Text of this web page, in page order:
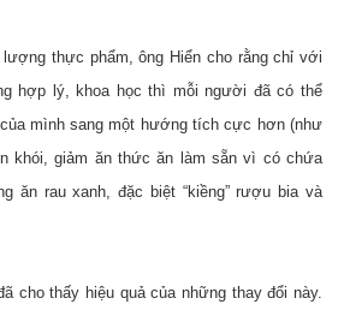
thực phẩm, ông Hiển cho rằng chỉ với
hợp lý, khoa học thì mỗi người đã có thể
mình sang một hướng tích cực hơn (như
khói, giảm ăn thức ăn làm sẵn vì có chứa
ăn rau xanh, đặc biệt “kiềng” rượu bia và
cho thấy hiệu quả của những thay đổi này.